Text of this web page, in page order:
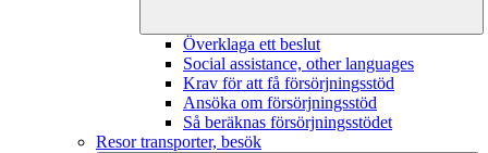
Överklaga ett beslut
Social assistance, other languages
Krav för att få försörjningsstöd
Ansöka om försörjningsstöd
Så beräknas försörjningsstödet
Resor transporter, besök